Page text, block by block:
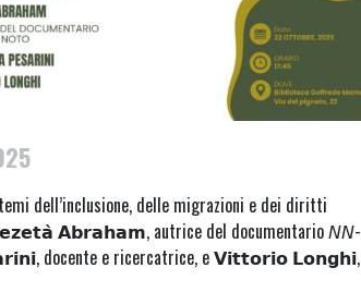
dell’inclusione, delle migrazioni e dei diritti
𝗧𝗲𝘇𝗲𝘁𝗮̀ 𝗔𝗯𝗿𝗮𝗵𝗮𝗺, autrice del documentario 𝘕𝘕-
docente e ricercatrice, e 𝗩𝗶𝘁𝘁𝗼𝗿𝗶𝗼 𝗟𝗼𝗻𝗴𝗵𝗶,